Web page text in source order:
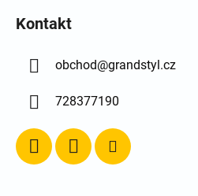
Kontakt
obchod@grandstyl.cz
728377190